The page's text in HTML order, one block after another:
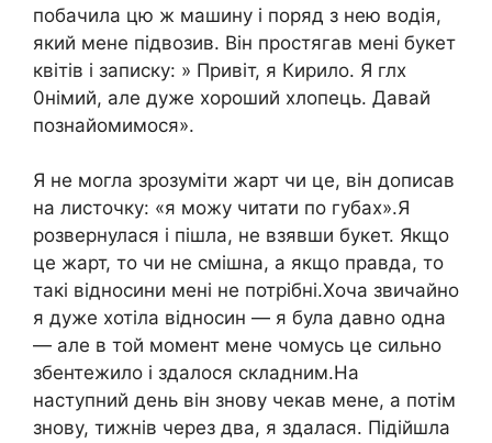
побачила цю ж машину і поряд з нею водія,
який мене підвозив. Він простягав мені букет
квітів і записку: » Привіт, я Кирило. Я глx
0німий, але дуже хороший хлопець. Давай
познайомимося».
Я не могла зрозуміти жарт чи це, він дописав
на листочку: «я можу читати по губах».Я
розвернулася і пішла, не взявши букет. Якщо
це жарт, то чи не смішна, а якщо правда, то
такі відносини мені не потрібні.Хоча звичайно
я дуже хотіла відносин — я була давно одна
— але в той момент мене чомусь це сильно
збентежило і здалося складним.На
наступний день він знову чекав мене, а потім
знову, тижнів через два, я здалася. Підійшла